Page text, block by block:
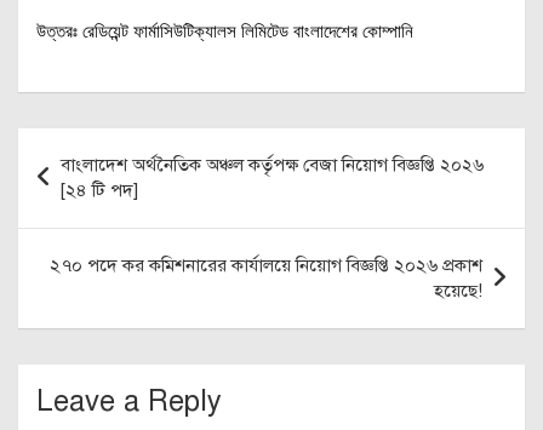
উত্তরঃ রেডিয়েন্ট ফার্মাসিউটিক্যালস লিমিটেড বাংলাদেশের কোম্পানি
navigation
বাংলাদেশ অর্থনৈতিক অঞ্চল কর্তৃপক্ষ বেজা নিয়োগ বিজ্ঞপ্তি ২০২৬
[২৪ টি পদ]
২৭০ পদে কর কমিশনারের কার্যালয়ে নিয়োগ বিজ্ঞপ্তি ২০২৬ প্রকাশ
হয়েছে!
Leave a Reply